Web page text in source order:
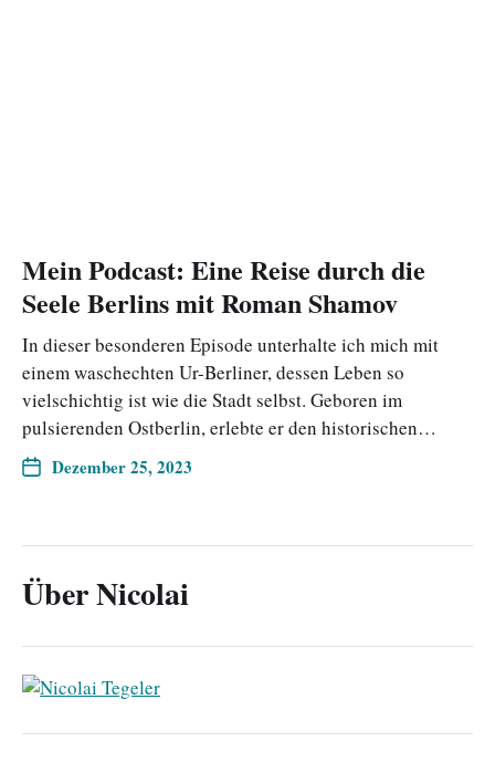
Mein Podcast: Eine Reise durch die
Seele Berlins mit Roman Shamov
In dieser besonderen Episode unterhalte ich mich mit
einem waschechten Ur-Berliner, dessen Leben so
vielschichtig ist wie die Stadt selbst. Geboren im
pulsierenden Ostberlin, erlebte er den historischen…
Dezember 25, 2023
Über Nicolai